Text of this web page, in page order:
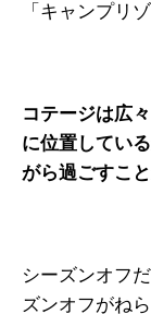
「キャンプリ
コテージは広
に位置してい
がら過ごすこ
シーズンオフ
ズンオフがね